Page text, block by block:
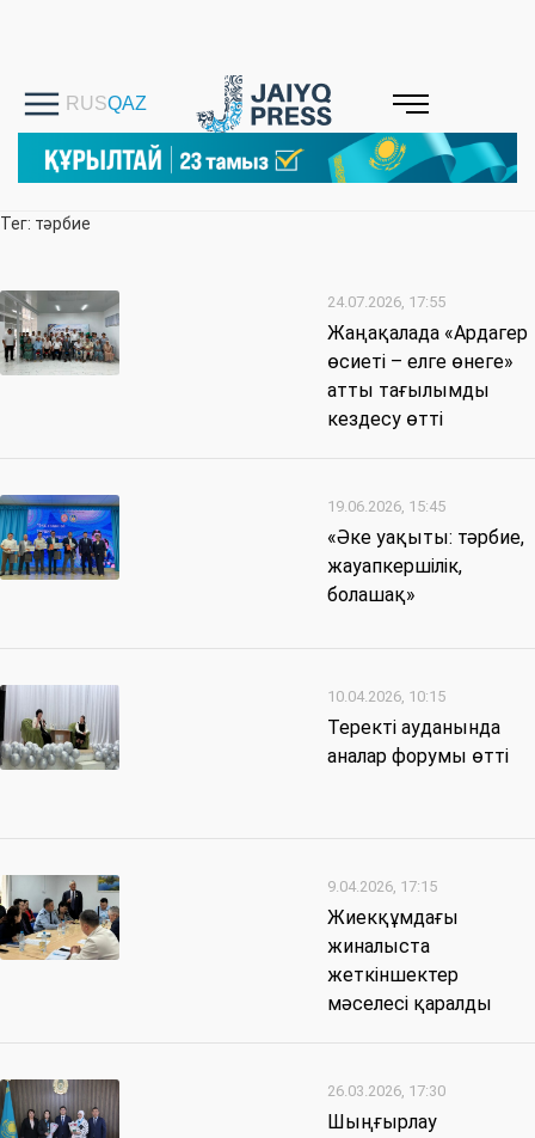
Тег: тәрбие
24.07.2026, 17:55
Жаңақалада «Ардагер
өсиеті – елге өнеге»
атты тағылымды
кездесу өтті
19.06.2026, 15:45
«Әке уақыты: тәрбие,
жауапкершілік,
болашақ»
10.04.2026, 10:15
Теректі ауданында
аналар форумы өтті
9.04.2026, 17:15
Жиекқұмдағы
жиналыста
жеткіншектер
мәселесі қаралды
26.03.2026, 17:30
Шыңғырлау